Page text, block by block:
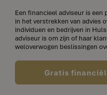
Een financieel adviseur is
in het verstrekken van advies
individuen en bedrijven in
adviseur is om zijn of haar
weloverwogen beslissingen
Gratis